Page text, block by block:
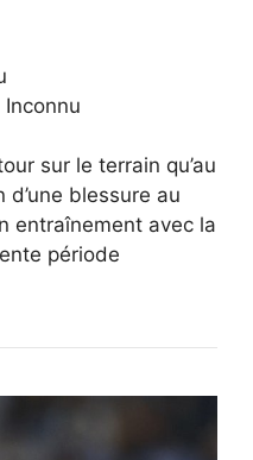
Inconnu
sur le terrain qu’au
blessure au
entraînement avec la
période